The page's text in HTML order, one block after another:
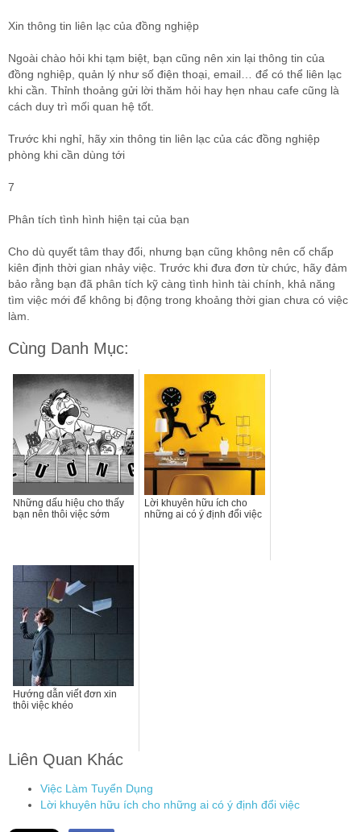
Xin thông tin liên lạc của đồng nghiệp
Ngoài chào hỏi khi tạm biệt, bạn cũng nên xin lại thông tin của
đồng nghiệp, quản lý như số điện thoại, email… để có thể liên lạc
khi cần. Thỉnh thoảng gửi lời thăm hỏi hay hẹn nhau cafe cũng là
cách duy trì mối quan hệ tốt.
Trước khi nghỉ, hãy xin thông tin liên lạc của các đồng nghiệp
phòng khi cần dùng tới
7
Phân tích tình hình hiện tại của bạn
Cho dù quyết tâm thay đổi, nhưng bạn cũng không nên cố chấp
kiên định thời gian nhảy việc. Trước khi đưa đơn từ chức, hãy đảm
bảo rằng bạn đã phân tích kỹ càng tình hình tài chính, khả năng
tìm việc mới để không bị động trong khoảng thời gian chưa có việc
làm.
Cùng Danh Mục:
Những dấu hiệu cho thấy
bạn nên thôi việc sớm
Lời khuyên hữu ích cho
những ai có ý định đổi việc
Hướng dẫn viết đơn xin
thôi việc khéo
Liên Quan Khác
Việc Làm Tuyển Dụng
Lời khuyên hữu ích cho những ai có ý định đổi việc